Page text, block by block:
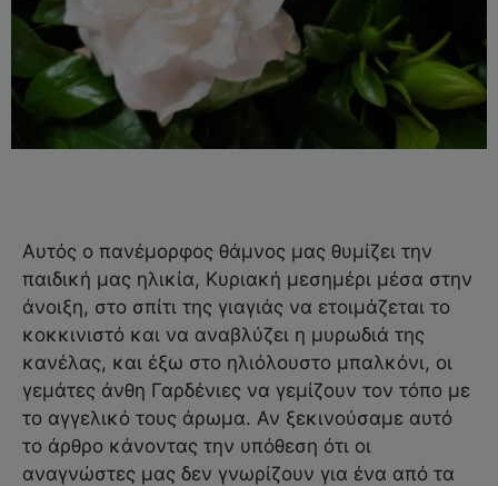
Αυτός ο πανέμορφος θάμνος μας θυμίζει την
παιδική μας ηλικία, Κυριακή μεσημέρι μέσα στην
άνοιξη, στο σπίτι της γιαγιάς να ετοιμάζεται το
κοκκινιστό και να αναβλύζει η μυρωδιά της
κανέλας, και έξω στο ηλιόλουστο μπαλκόνι, οι
γεμάτες άνθη Γαρδένιες να γεμίζουν τον τόπο με
το αγγελικό τους άρωμα. Αν ξεκινούσαμε αυτό
το άρθρο κάνοντας την υπόθεση ότι οι
αναγνώστες μας δεν γνωρίζουν για ένα από τα